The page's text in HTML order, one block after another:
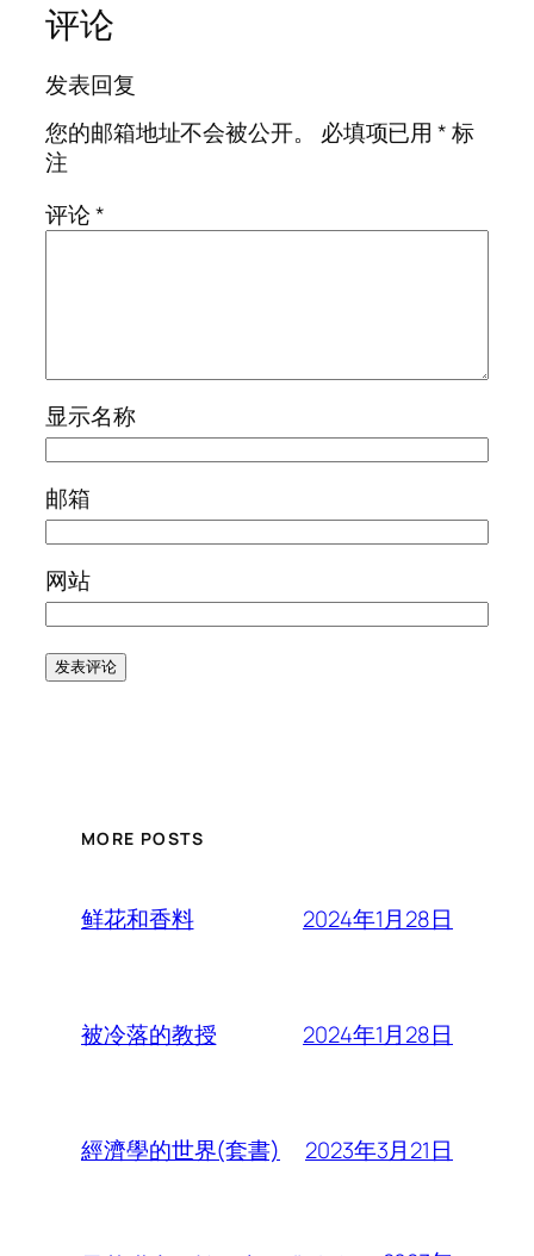
评论
发表回复
您的邮箱地址不会被公开。
必填项已用*标
注
评论*
显示名称
邮箱
网站
MORE POSTS
鲜花和香料 2024年1月28日
被冷落的教授 2024年1月28日
經濟學的世界(套書) 2023年3月21日